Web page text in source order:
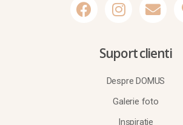
Suport clienti
Despre DOMUS
Galerie foto
Inspirație